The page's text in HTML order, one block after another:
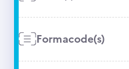
Formacode(s)